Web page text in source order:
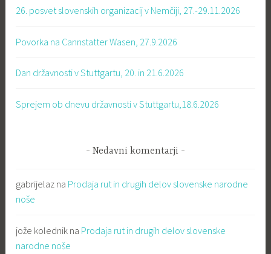
26. posvet slovenskih organizacij v Nemčiji, 27.-29.11.2026
Povorka na Cannstatter Wasen, 27.9.2026
Dan državnosti v Stuttgartu, 20. in 21.6.2026
Sprejem ob dnevu državnosti v Stuttgartu,18.6.2026
Nedavni komentarji
gabrijelaz na Prodaja rut in drugih delov slovenske narodne
noše
jože kolednik na Prodaja rut in drugih delov slovenske
narodne noše